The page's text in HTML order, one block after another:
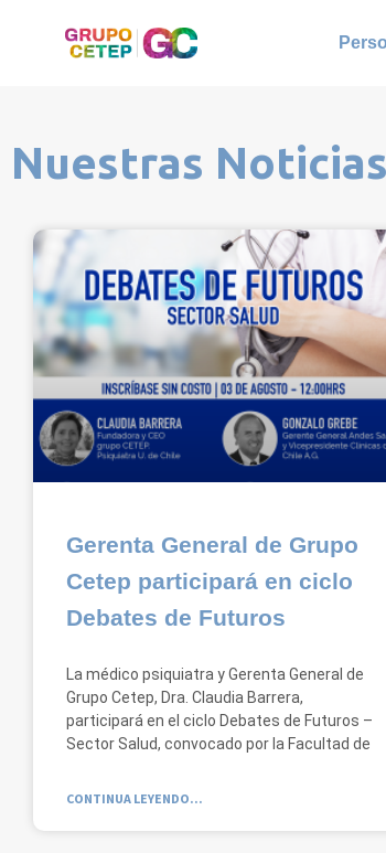
Nuestras
Gerenta General de Grupo
Cetep participará en ciclo
Debates de Futuros
La médico psiquiatra y Gerenta General de
Grupo Cetep, Dra. Claudia Barrera,
participará en el ciclo Debates de Futuros –
Sector Salud, convocado por la Facultad de
CONTINUA LEYENDO...